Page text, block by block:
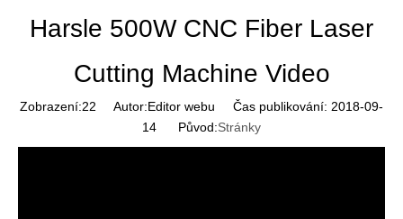
Harsle 500W CNC Fiber Laser
Cutting Machine Video
Zobrazení:22 Autor:Editor webu Čas publikování: 2018-09-
14 Původ:Stránky